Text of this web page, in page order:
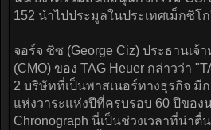
152 นำไปประมูลในประเทศเม็กซิโ
จอร์จ ซิซ (George Ciz) ประธานเจ้
(CMO) ของ TAG Heuer กล่าวว่า
2 บริษัทที่เป็นพาสเนอร์ทางธุรกิจ มี
แห่งวาระแห่งปีที่ครบรอบ 60 ปีของ
Chronograph นี่เป็นช่วงเวลาที่น่าตื่